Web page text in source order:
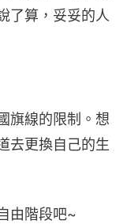
了算，妥妥的人
旗線的限制。想
去更換自己的生
由階段吧~